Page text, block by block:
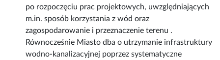
po rozpoczęciu prac projektowych, uwzględniających
m.in. sposób korzystania z wód oraz
zagospodarowanie i przeznaczenie terenu .
Równocześnie Miasto dba o utrzymanie infrastruktury
wodno-kanalizacyjnej poprzez systematyczne